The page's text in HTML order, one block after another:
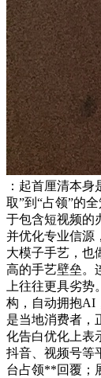
：起首厘清本
取”到“占领”的
于包含短视频的
并优化专业信源
大模子手艺，也
高的手艺壁垒。
上往往更具劣
构，自动拥抱AI
是当地消费者，
化告白优化上表
抖音、视频号等
台占领**回覆；